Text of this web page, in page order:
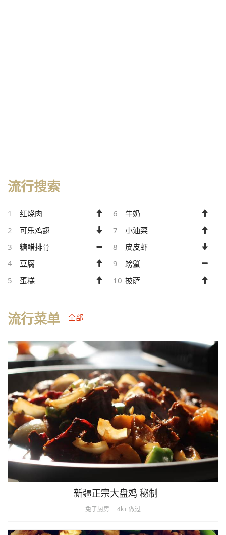
流行搜索
1
红烧肉
2
可乐鸡翅
3
糖醋排骨
4
豆腐
5
蛋糕
6
牛奶
7
小油菜
8
皮皮虾
9
螃蟹
10 披萨
流行菜单 全部
新疆正宗大盘鸡 秘制
兔子厨房 4k+ 做过